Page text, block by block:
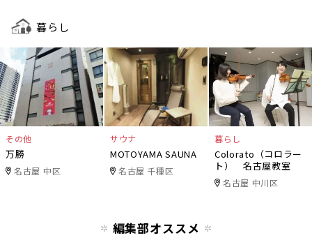
暮らし
その他
万勝
名古屋 中区
サウナ
MOTOYAMA SAUNA
名古屋 千種区
暮らし
Colorato（コロラー
ト） 名古屋教室
名古屋 中川区
編集部オススメ